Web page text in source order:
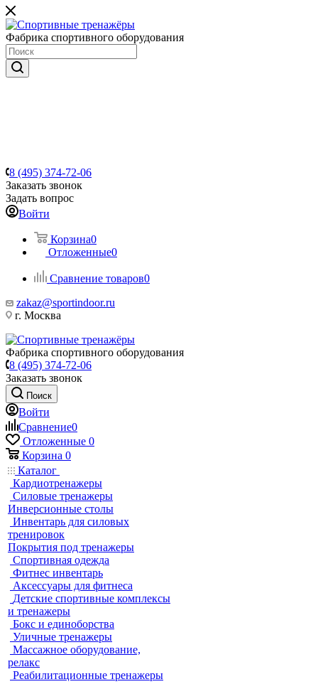
Фабрика спортивного оборудования
8 (495) 374-72-06
Заказать звонок
Задать вопрос
Войти
Корзина0
Отложенные0
Сравнение товаров0
zakaz@sportindoor.ru
г. Москва
Фабрика спортивного оборудования
8 (495) 374-72-06
Заказать звонок
Поиск
Войти
Сравнение0
Отложенные 0
Корзина 0
Каталог
Кардиотренажеры
Силовые тренажеры
Инверсионные столы
Инвентарь для силовых
тренировок
Покрытия под тренажеры
Спортивная одежда
Фитнес инвентарь
Аксессуары для фитнеса
Детские спортивные комплексы
и тренажеры
Бокс и единоборства
Уличные тренажеры
Массажное оборудование,
релакс
Реабилитационные тренажеры